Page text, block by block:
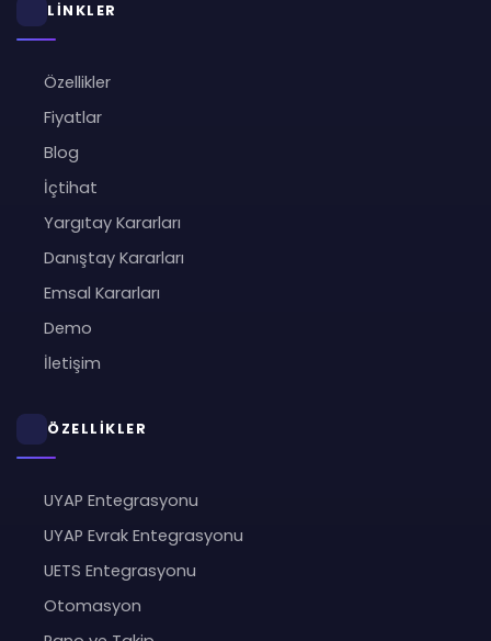
LİNKLER
Özellikler
Fiyatlar
Blog
İçtihat
Yargıtay Kararları
Danıştay Kararları
Emsal Kararları
Demo
İletişim
ÖZELLİKLER
UYAP Entegrasyonu
UYAP Evrak Entegrasyonu
UETS Entegrasyonu
Otomasyon